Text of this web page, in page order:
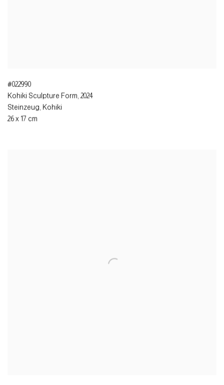
#022990
Kohiki Sculpture Form, 2024
Steinzeug, Kohiki
26 x 17 cm